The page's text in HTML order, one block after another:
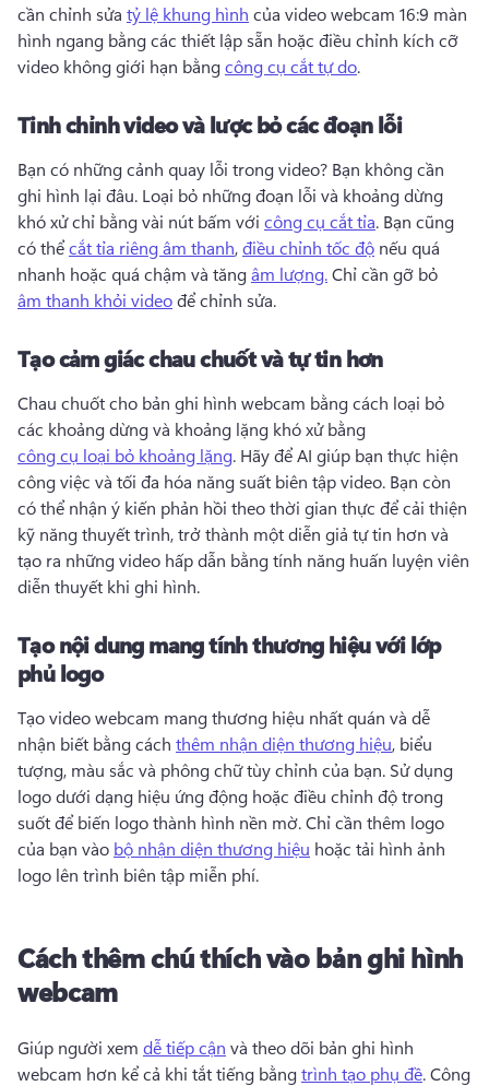
cần chỉnh sửa tỷ lệ khung hình của video webcam 16:9 màn
hình ngang bằng các thiết lập sẵn hoặc điều chỉnh kích cỡ
video không giới hạn bằng công cụ cắt tự do.
Tinh chỉnh video và lược bỏ các đoạn lỗi
Bạn có những cảnh quay lỗi trong video? Bạn không cần
ghi hình lại đâu. Loại bỏ những đoạn lỗi và khoảng dừng
khó xử chỉ bằng vài nút bấm với công cụ cắt tỉa. Bạn cũng
có thể cắt tỉa riêng âm thanh, điều chỉnh tốc độ nếu quá
nhanh hoặc quá chậm và tăng âm lượng. Chỉ cần gỡ bỏ
âm thanh khỏi video để chỉnh sửa.
Tạo cảm giác chau chuốt và tự tin hơn
Chau chuốt cho bản ghi hình webcam bằng cách loại bỏ
các khoảng dừng và khoảng lặng khó xử bằng
công cụ loại bỏ khoảng lặng. Hãy để AI giúp bạn thực hiện
công việc và tối đa hóa năng suất biên tập video. Bạn còn
có thể nhận ý kiến phản hồi theo thời gian thực để cải thiện
kỹ năng thuyết trình, trở thành một diễn giả tự tin hơn và
tạo ra những video hấp dẫn bằng tính năng huấn luyện viên
diễn thuyết khi ghi hình.
Tạo nội dung mang tính thương hiệu với lớp
phủ logo
Tạo video webcam mang thương hiệu nhất quán và dễ
nhận biết bằng cách thêm nhận diện thương hiệu, biểu
tượng, màu sắc và phông chữ tùy chỉnh của bạn. Sử dụng
logo dưới dạng hiệu ứng động hoặc điều chỉnh độ trong
suốt để biến logo thành hình nền mờ. Chỉ cần thêm logo
của bạn vào bộ nhận diện thương hiệu hoặc tải hình ảnh
logo lên trình biên tập miễn phí.
Cách thêm chú thích vào bản ghi hình
webcam
Giúp người xem dễ tiếp cận và theo dõi bản ghi hình
webcam hơn kể cả khi tắt tiếng bằng trình tạo phụ đề. Công